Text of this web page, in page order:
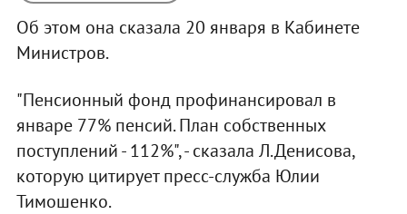
Об этом она сказала 20 января в Кабинете
Министров.
"Пенсионный фонд профинансировал в
январе 77% пенсий. План собственных
поступлений - 112%", - сказала Л.Денисова,
которую цитирует пресс-служба Юлии
Тимошенко.